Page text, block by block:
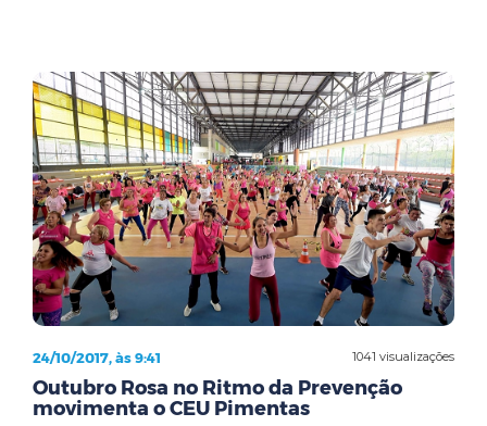
1041 visualizações
24/10/2017, às 9:41
Outubro Rosa no Ritmo da Prevenção
movimenta o CEU Pimentas